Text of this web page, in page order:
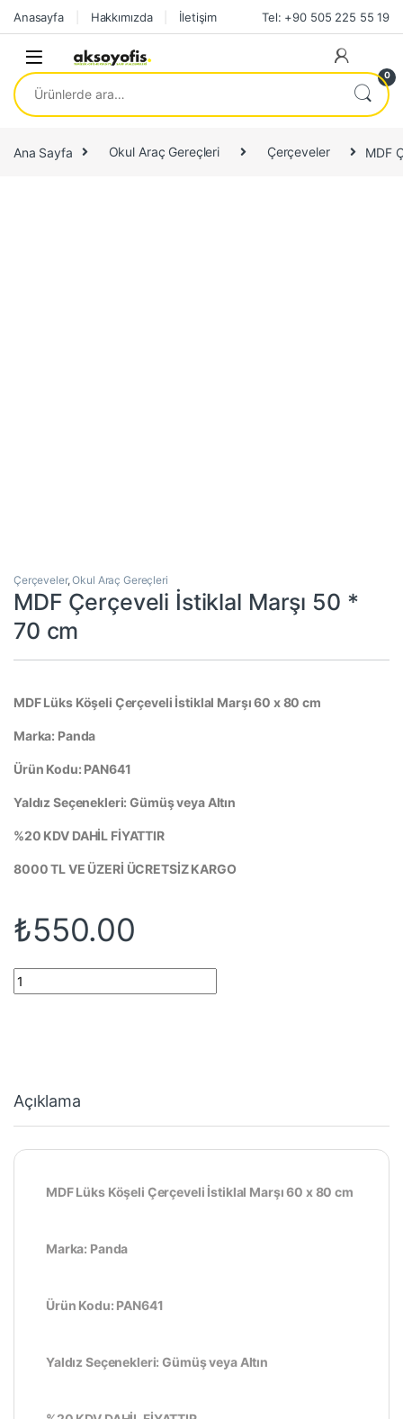
Skip to navigation
Skip to content
Anasayfa Hakkımızda İletişim Tel: +90 505 225 55 19
0
Ara:
Ana Sayfa Okul Araç Gereçleri Çerçeveler MDF
Çerçeveler,Okul Araç Gereçleri
MDF Çerçeveli İstiklal Marşı 50 *
70 cm
MDF Lüks Köşeli Çerçeveli İstiklal Marşı 60 x 80 cm
Marka: Panda
Ürün Kodu: PAN641
Yaldız Seçenekleri: Gümüş veya Altın
%20 KDV DAHİL FİYATTIR
8000 TL VE ÜZERİ ÜCRETSİZ KARGO
₺550.00
MDF Çerçeveli İstiklal Marşı 50 * 70 cm quantity
Açıklama
MDF Lüks Köşeli Çerçeveli İstiklal Marşı 60 x 80 cm
Marka: Panda
Ürün Kodu: PAN641
Yaldız Seçenekleri: Gümüş veya Altın